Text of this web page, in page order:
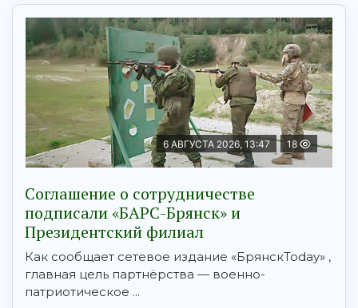
6 АВГУСТА 2026, 13:47 18
Соглашение о сотрудничестве
подписали «БАРС-Брянск» и
Президентский филиал
Как сообщает сетевое издание «БрянскToday» ,
главная цель партнёрства — военно-
патриотическое ...